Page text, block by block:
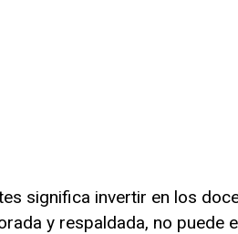
significa invertir en los
y respaldada, no puede